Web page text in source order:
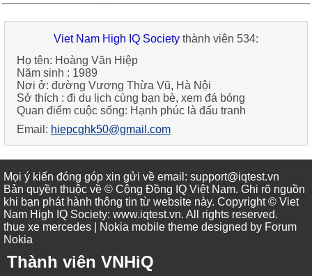
Viet Nam High IQ Societythành viên 534:
Họ tên: Hoàng Văn Hiệp
Năm sinh : 1989
Nơi ở: đường Vương Thừa Vũ, Hà Nội
Sở thích : đi du lịch cùng bạn bè, xem đá bóng
Quan điểm cuộc sống: Hạnh phúc là đấu tranh
Email: hiepcghk50@gmail.com
Mọi ý kiến đóng góp xin gửi về email: support@iqtest.vn
Bản quyền thuộc về © Cộng Đồng IQ Việt Nam. Ghi rõ nguồn
khi bạn phát hành thông tin từ website này. Copyright © Viet
Nam High IQ Society: www.iqtest.vn. All rights reserved.
thue xe mercedes | Nokia mobile theme designed by Forum
Nokia
Thành viên VNHiQ